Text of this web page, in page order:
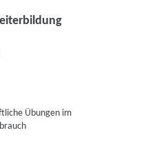
Übungen im